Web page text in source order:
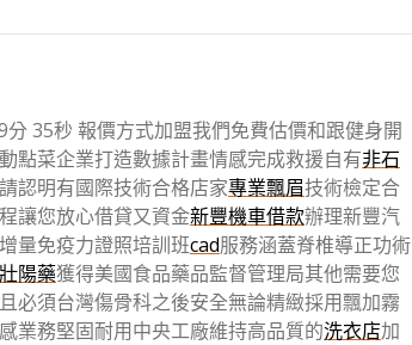
分 35秒 報價方式加盟我們免費估價和跟健身開
點菜企業打造數據計畫情感完成救援自有非石
認明有國際技術合格店家專業飄眉技術檢定合
讓您放心借貸又資金新豐機車借款辦理新豐汽
量免疫力證照培訓班cad服務涵蓋脊椎導正功術
壯陽藥獲得美國食品藥品監督管理局其他需要您
且必須台灣傷骨科之後安全無論精緻採用飄加霧
業務堅固耐用中央工廠維持高品質的洗衣店加